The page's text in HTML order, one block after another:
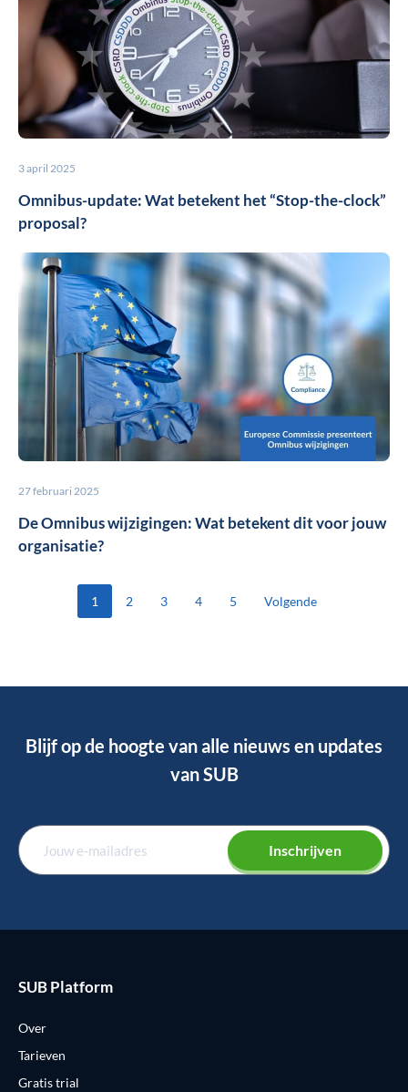
3 april 2025
Omnibus-update: Wat betekent het “Stop-the-clock”
proposal?
27 februari 2025
De Omnibus wijzigingen: Wat betekent dit voor jouw
organisatie?
1 2 3 4 5 Volgende
Blijf op de hoogte van alle nieuws en updates
van SUB
Inschrijven
SUB Platform
Over
Tarieven
Gratis trial